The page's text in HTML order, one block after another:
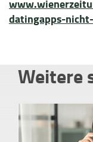
datingapps-
Weitere